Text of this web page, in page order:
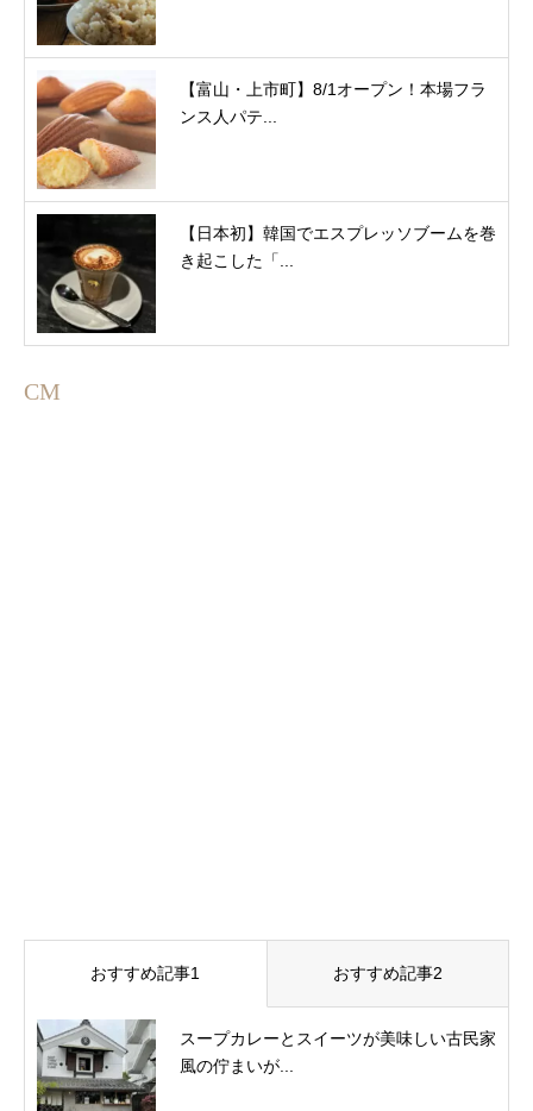
【富山・上市町】8/1オープン！本場フラ
ンス人パテ...
【日本初】韓国でエスプレッソブームを巻
き起こした「...
CM
おすすめ記事1 おすすめ記事2
スープカレーとスイーツが美味しい古民家
風の佇まいが...